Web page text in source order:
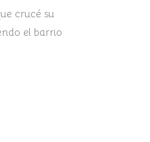
crucé su
el barrio